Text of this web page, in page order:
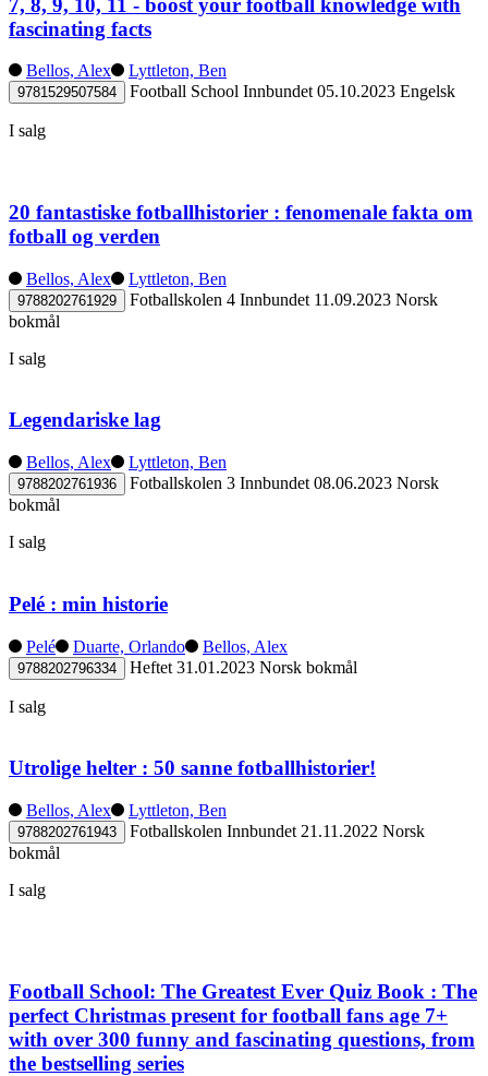
fascinating facts
Bellos, Alex Lyttleton, Ben
9781529507584 Football School Innbundet 05.10.2023 Engelsk
I salg
20 fantastiske fotballhistorier : fenomenale fakta om
fotball og verden
Bellos, Alex Lyttleton, Ben
9788202761929 Fotballskolen 4 Innbundet 11.09.2023 Norsk
bokmål
I salg
Legendariske lag
Bellos, Alex Lyttleton, Ben
9788202761936 Fotballskolen 3 Innbundet 08.06.2023 Norsk
bokmål
I salg
Pelé : min historie
Pelé Duarte, Orlando Bellos, Alex
9788202796334 Heftet 31.01.2023 Norsk bokmål
I salg
Utrolige helter : 50 sanne fotballhistorier!
Bellos, Alex Lyttleton, Ben
9788202761943 Fotballskolen Innbundet 21.11.2022 Norsk
bokmål
I salg
Football School: The Greatest Ever Quiz Book : The
perfect Christmas present for football fans age 7+
with over 300 funny and fascinating questions, from
the bestselling series